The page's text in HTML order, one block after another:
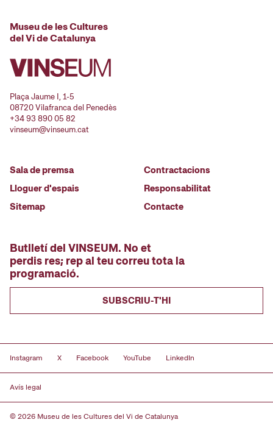
Museu de les Cultures
del Vi de Catalunya
Plaça Jaume I, 1-5
08720 Vilafranca del Penedès
+34 93 890 05 82
vinseum@vinseum.cat
Sala de premsa
Lloguer d'espais
Sitemap
Contractacions
Responsabilitat
Contacte
Butlletí del VINSEUM. No et
perdis res; rep al teu correu tota la
programació.
SUBSCRIU-T'HI
Instagram X Facebook YouTube LinkedIn
Avís legal
© 2026 Museu de les Cultures del Vi de Catalunya